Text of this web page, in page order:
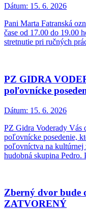
Dátum: 15. 6. 2026
Pani Marta Fatranská
čase od 17.00 do 19.00
stretnutie pri ručných
PZ GIDRA
poľovnícke
Dátum: 15. 6. 2026
PZ Gidra Voderady Vás
poľovnícke posedenie,
poľovníctva na kultúrnej
hudobná skupina Pedro.
Zberný dvor bude
ZATVORENÝ